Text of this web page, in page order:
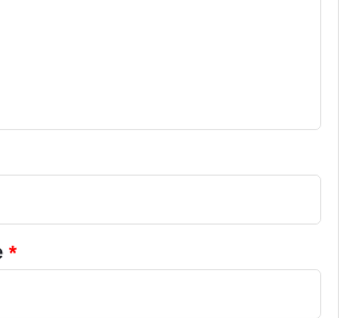
*